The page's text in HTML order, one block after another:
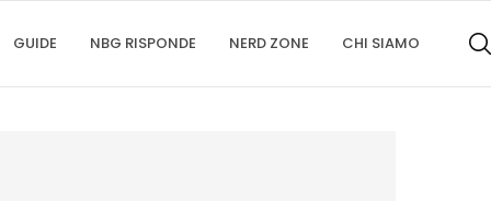
GUIDE NBG RISPONDE NERD ZONE CHI SIAMO